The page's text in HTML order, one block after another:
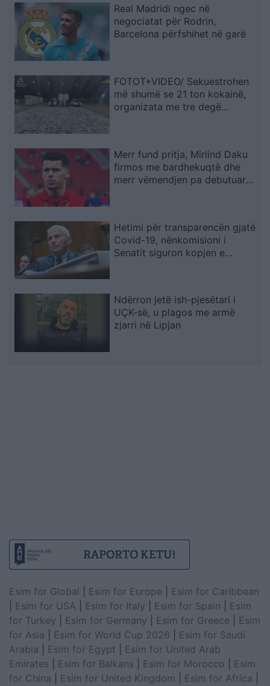
Real Madridi ngec në
negociatat për Rodrin,
Barcelona përfshihet në garë
FOTOT+VIDEO/ Sekuestrohen
më shumë se 21 ton kokainë,
organizata me tre degë
Merr fund pritja, Mirlind Daku
firmos me bardhekuqtë dhe
merr vëmendjen pa debutuar
Hetimi për transparencën gjatë
Covid-19, nënkomisioni i
Senatit siguron kopjen e
Ndërron jetë ish-pjesëtari i
UÇK-së, u plagos me armë
zjarri në Lipjan
Esim for Global Esim for Europe
Esim for Caribbean
Esim for USA Esim for Italy Esim for Spain
Esim
for Turkey
Esim for Germany Esim for Greece
Esim
for Asia
Esim for World Cup 2026
Esim for Saudi
Arabia
Esim for Egypt
Esim for United Arab
Emirates
Esim for Balkans Esim for Morocco
Esim
for China
Esim for United Kingdom Esim for Africa